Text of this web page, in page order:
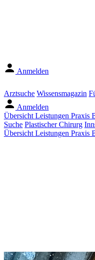
Anmelden
Arztsuche Wissensmagazin
Anmelden
Übersicht Leistungen Praxis
Suche Plastischer Chirurg
Übersicht Leistungen Praxis